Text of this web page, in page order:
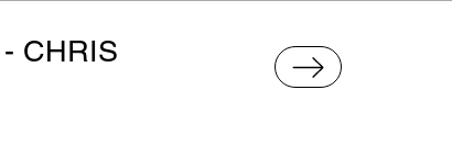
CHRIS